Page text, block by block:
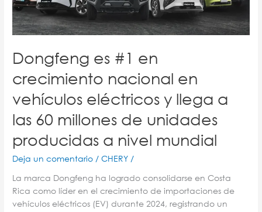
Dongfeng es #1 en
crecimiento nacional en
vehículos eléctricos y llega a
las 60 millones de unidades
producidas a nivel mundial
Deja un comentario /CHERY /
La marca Dongfeng ha logrado consolidarse en Costa
Rica como líder en el crecimiento de importaciones de
vehículos eléctricos (EV) durante 2024, registrando un
vehículos
eléctricos
y
a
60
millones
unidades
producidas
a
nivel
mundial